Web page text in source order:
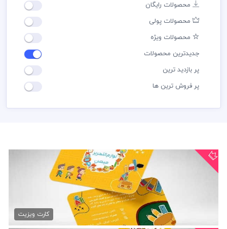
محصولات رایگان
محصولات پولی
محصولات ویژه
جدیدترین محصولات
پر بازدید ترین
پر فروش ترین ها
کارت ویزیت فروشگاه لوازم...
79,000 تومان
کارت ویزیت